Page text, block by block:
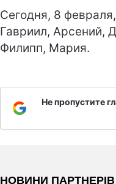
Сегодня, 8
Гавриил, Арсений,
Филипп, Мария.
Не пропустите